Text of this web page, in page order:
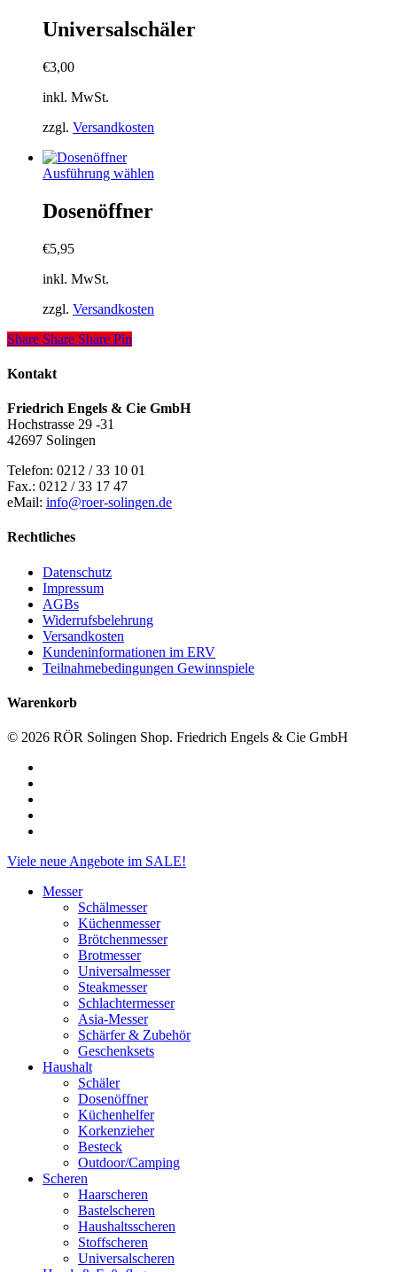
weist
mehrere
auf
gewählt
Universalschäler
€3,00
inkl. MwSt.
zzgl. Versandkosten
Ausführung wählen
auf
Dosenöffner
€5,95
inkl. MwSt.
zzgl. Versandkosten
Share Share Share Pin
Kontakt
Friedrich Engels & Cie GmbH
Hochstrasse 29 -31
42697 Solingen
Telefon: 0212 / 33 10 01
Fax.: 0212 / 33 17 47
eMail: info@roer-solingen.de
Rechtliches
Datenschutz
Impressum
AGBs
Widerrufsbelehrung
Versandkosten
Kundeninformationen im ERV
Teilnahmebedingungen Gewinnspiele
Warenkorb
© 2026 RÖR Solingen Shop. Friedrich Engels & Cie GmbH
Close
Viele neue Angebote im SALE!
Messer
Schälmesser
Küchenmesser
Brötchenmesser
Brotmesser
Universalmesser
Steakmesser
Schlachtermesser
Asia-Messer
Schärfer & Zubehör
Geschenksets
Haushalt
Schäler
Dosenöffner
Küchenhelfer
Korkenzieher
Besteck
Outdoor/Camping
Scheren
Haarscheren
Bastelscheren
Haushaltsscheren
Stoffscheren
Universalscheren